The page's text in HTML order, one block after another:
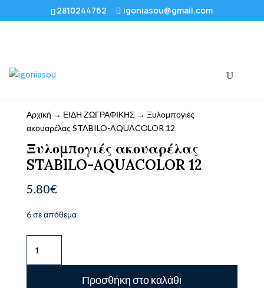
2810244762 igoniasou@gmail.com
Αρχική → ΕΙΔΗ ΖΩΓΡΑΦΙΚΗΣ → Ξυλομπογιές
ακουαρέλας STABILO-AQUACOLOR 12
Ξυλομπογιές ακουαρέλας
STABILO-AQUACOLOR 12
5.80€
6 σε απόθεμα
ακουαρέλας
STABILO-
AQUACOLORΠροσθήκη στο καλάθι